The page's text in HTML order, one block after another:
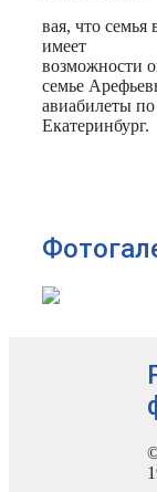
вая, что семья
имеет
возможности
семье
авиабилеты
Екатеринбург.